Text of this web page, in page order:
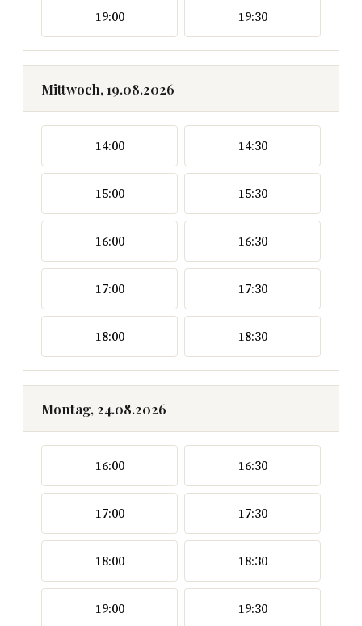
19:00 19:30
Mittwoch, 19.08.2026
14:00 14:30
15:00 15:30
16:00 16:30
17:00 17:30
18:00 18:30
Montag, 24.08.2026
16:00 16:30
17:00 17:30
18:00 18:30
19:00 19:30